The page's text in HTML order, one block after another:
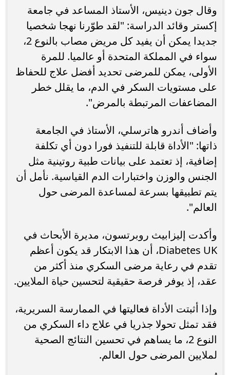
وقال جون دينيس، الأستاذ المساعد في جامعة
إكستر وقائد الدراسة: "لقد طوّرنا نهجا شخصيا
جديدا يمكن أن يفيد كل مريض مصاب بالنوع 2،
سواء في المملكة المتحدة أو عالميا. للمرة
الأولى، يمكن للمرضى تحديد أفضل علاج للحفاظ
على مستويات السكر في الدم، ما يقلل خطر
المضاعفات المرتبطة بالمرض".
وأضاف أندرو هاترسلي، الأستاذ في الجامعة
ذاتها: "الأداة قابلة للتنفيذ فورا دون أي تكلفة
إضافية، إذ تعتمد على بيانات طبية روتينية مثل
الجنس والوزن واختبارات الدم القياسية. نأمل أن
يتم تطبيقها بسرعة لمساعدة المرضى حول
العالم".
وأكدت إليزابيث روبرتسون، مديرة الأبحاث في
Diabetes UK، أن هذا الابتكار قد يكون أعظم
تقدم في رعاية مرضى السكري منذ أكثر من
عقد، إذ يوفر فرصة حقيقية لتحسين حياة الملايين.
وإذا أثبتت الأداة فعاليتها في الممارسة السريرية،
فقد تمثل تحولا جذريا في علاج داء السكري من
النوع 2، ما يساهم في تحسين النتائج الصحية
لملايين المرضى حول العالم.